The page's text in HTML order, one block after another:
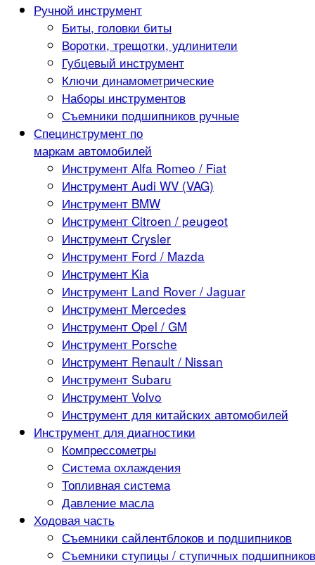
Ручной инструмент
Биты, головки биты
Воротки, трещотки, удлинители
Губцевый инструмент
Ключи динамометрические
Наборы инструментов
Съемники подшипников ручные
Специнструмент по
маркам автомобилей
Инструмент Alfa Romeo / Fiat
Инструмент Audi WV (VAG)
Инструмент BMW
Инструмент Citroen / peugeot
Инструмент Crysler
Инструмент Ford / Mazda
Инструмент Kia
Инструмент Land Rover / Jaguar
Инструмент Mercedes
Инструмент Opel / GM
Инструмент Porsche
Инструмент Renault / Nissan
Инструмент Subaru
Инструмент Volvo
Инструмент для китайских автомобилей
Инструмент для диагностики
Компрессометры
Система охлаждения
Топливная система
Давление масла
Ходовая часть
Съемники сайлентблоков и подшипников
Съемники ступицы / ступичных подшипников